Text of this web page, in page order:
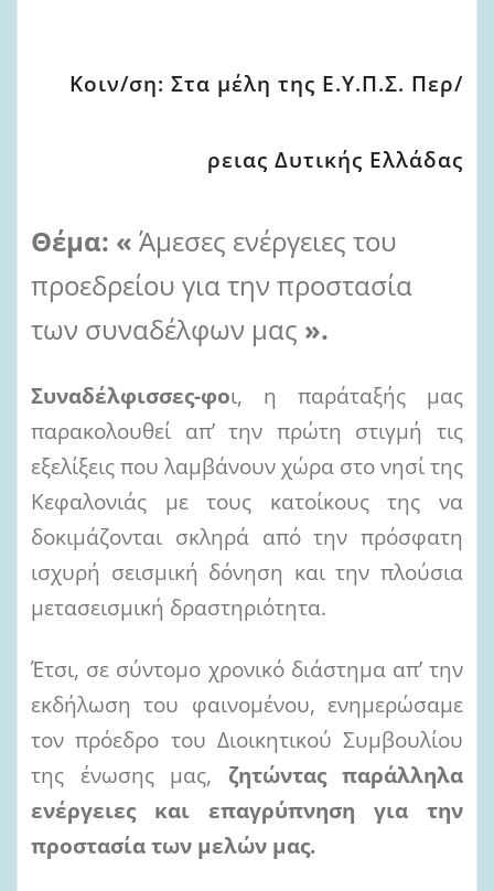
Κοιν/ση: Στα μέλη της Ε.Υ.Π.Σ. Περ/
ρειας Δυτικής Ελλάδας
Θέμα: « Άμεσες ενέργειες του
προεδρείου για την προστασία
των συναδέλφων μας ».
Συναδέλφισσες-φοι, η παράταξής μας
παρακολουθεί απ’ την πρώτη στιγμή τις
εξελίξεις που λαμβάνουν χώρα στο νησί της
Κεφαλονιάς με τους κατοίκους της να
δοκιμάζονται σκληρά από την πρόσφατη
ισχυρή σεισμική δόνηση και την πλούσια
μετασεισμική δραστηριότητα.
Έτσι, σε σύντομο χρονικό διάστημα απ’ την
εκδήλωση του φαινομένου, ενημερώσαμε
τον πρόεδρο του Διοικητικού Συμβουλίου
της ένωσης μας, ζητώντας παράλληλα
ενέργειες
και επαγρύπνηση για
την
προστασία των μελών μας.